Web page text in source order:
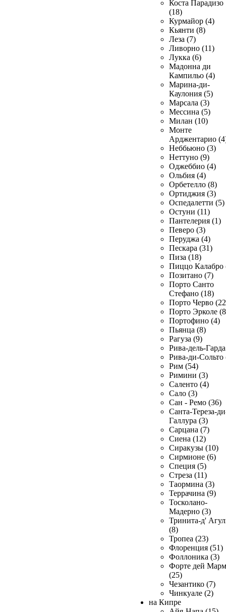
Коста Парадизо
(18)
Курмайор (4)
Кьянти (8)
Леза (7)
Ливорно (11)
Лукка (6)
Мадонна ди
Кампильо (4)
Марина-ди-
Каулония (5)
Марсала (3)
Мессина (5)
Милан (10)
Монте
Арджентарио
Неббьюно (3)
Неттуно (9)
Оджеббио (4)
Ольбия (4)
Орбетелло (8)
Ортиджия (3)
Оспедалетти (5)
Остуни (11)
Пантелерия (1)
Певеро (3)
Перуджа (4)
Пескара (31)
Пиза (18)
Пиццо Калабро
Позитано (7)
Порто Санто
Стефано (18)
Порто Черво
Порто Эрколе
Портофино (4)
Пьянца (8)
Рагуза (9)
Рива-дель-
Рива-ди-Сольто
Рим (54)
Римини (3)
Саленто (4)
Сало (3)
Сан - Ремо (36)
Санта-Тереза-
Галлура (3)
Сарцана (7)
Сиена (12)
Сиракузы (10)
Сирмионе (6)
Специя (5)
Стреза (11)
Таормина (3)
Террачина (9)
Тосколано-
Мадерно (3)
Тринита-д'
(8)
Тропеа (23)
Флоренция (51)
Фоллоника (3)
Форте дей
(25)
Чезантико (7)
Чинкуале (2)
на Кипре